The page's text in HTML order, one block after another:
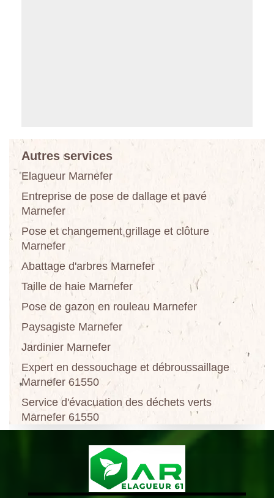
Autres services
Elagueur Marnefer
Entreprise de pose de dallage et pavé
Marnefer
Pose et changement grillage et clôture
Marnefer
Abattage d'arbres Marnefer
Taille de haie Marnefer
Pose de gazon en rouleau Marnefer
Paysagiste Marnefer
Jardinier Marnefer
Expert en dessouchage et débroussaillage
Marnefer 61550
Service d'évacuation des déchets verts
Marnefer 61550